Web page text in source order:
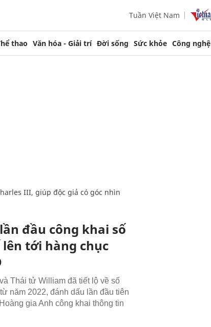
Tuần Việt Nam
thao Văn hóa - Giải trí Đời sống Sức khỏe Công nghệ
đầu công khai số
tới hàng chục
Thái tử William đã tiết lộ về số
năm 2022, đánh dấu lần đầu tiên
gia Anh công khai thông tin